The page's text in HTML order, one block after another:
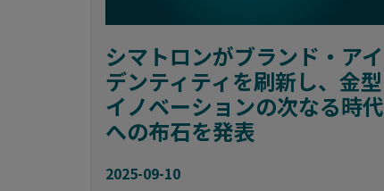
シマトロンがブランド・アイ
デンティティを刷新し、金型
イノベーションの次なる時代
への布石を発表
2025-09-10